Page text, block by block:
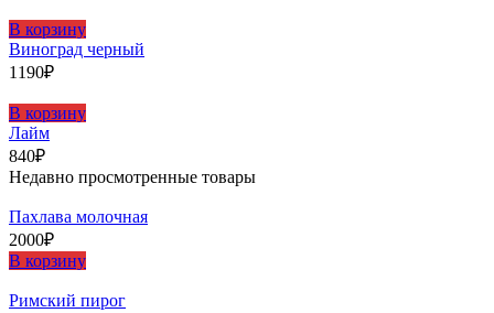
В корзину
Виноград черный
1190₽
В корзину
Лайм
840₽
Недавно просмотренные товары
Пахлава молочная
2000₽
В корзину
Римский пирог